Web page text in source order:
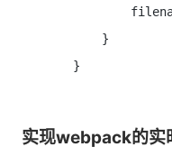
     }
实现webpack的实